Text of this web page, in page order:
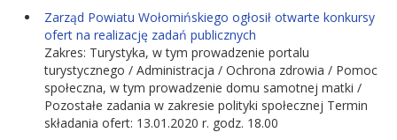
Zarząd Powiatu Wołomińskiego ogłosił otwarte konkursy
ofert na realizację zadań publicznych
Zakres: Turystyka, w tym prowadzenie portalu
turystycznego / Administracja / Ochrona zdrowia / Pomoc
społeczna, w tym prowadzenie domu samotnej matki /
Pozostałe zadania w zakresie polityki społecznej Termin
składania ofert: 13.01.2020 r. godz. 18.00